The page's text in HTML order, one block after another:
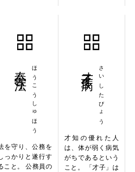
ほうこうしゅほう
を守り、公務を
っかりと遂行す
こと。 公務員の
さいしたびょう
才知の優れた人
は、体が弱く病気
がちであるという
こと。 「才子」は